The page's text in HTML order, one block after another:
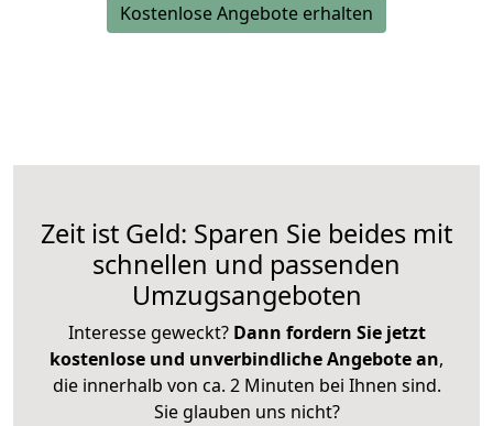
Kostenlose Angebote erhalten
Zeit ist Geld: Sparen Sie beides mit
schnellen und passenden
Umzugsangeboten
Interesse geweckt? Dann fordern Sie jetzt
kostenlose und unverbindliche Angebote an,
die innerhalb von ca. 2 Minuten bei Ihnen sind.
Sie glauben uns nicht?